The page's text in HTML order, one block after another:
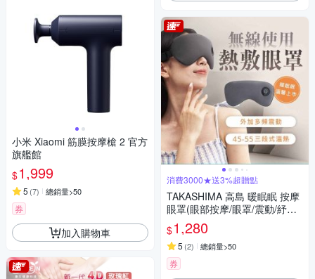
小米 Xiaomi 筋膜按摩槍 2 官方
旗艦館
$1,999
5 (7) 總銷量>50
券
加入購物車
消費3000★送3%超贈點
TAKASHIMA 高島 暖眠眠 按摩
眼罩(眼部按摩/眼罩/震動/紓壓/
熱敷/禮物/M-203)
$1,280
5 (2) 總銷量>50
券